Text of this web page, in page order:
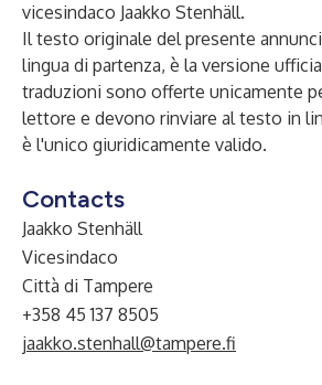
vicesindaco Jaakko Stenhäll.
Il testo originale del presente
lingua di partenza, è la versione
traduzioni sono offerte unicamente
lettore e devono rinviare al testo in
è l'unico giuridicamente valido.
Contacts
Jaakko Stenhäll
Vicesindaco
Città di Tampere
+358 45 137 8505
jaakko.stenhall@tampere.fi